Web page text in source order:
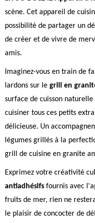
scène. Cet appareil de
possibilité de partager un
de créer et de vivre de
amis.
Imaginez-vous en train de
lardons sur le grill en
surface de cuisson
cuisiner tous ces petits
délicieuse. Un
légumes grillés à la
grill de cuisine en granite
Exprimez votre créativité
antiadhésifs fournis avec
fruits de mer, rien ne
le plaisir de concocter de